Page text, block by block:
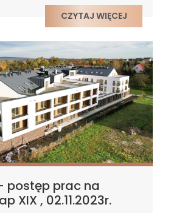
CZYTAJ WIĘCEJ
postęp prac na
XIX , 02.11.2023r.